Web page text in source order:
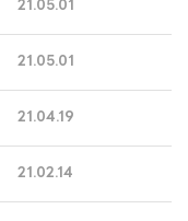
21.05.01
21.05.01
21.04.19
21.02.14